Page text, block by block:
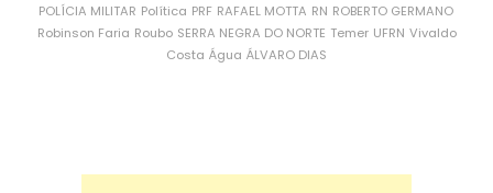
POLÍCIA MILITAR Política PRF RAFAEL MOTTA RN ROBERTO GERMANO
Robinson Faria Roubo SERRA NEGRA DO NORTE Temer UFRN Vivaldo
Costa Água ÁLVARO DIAS